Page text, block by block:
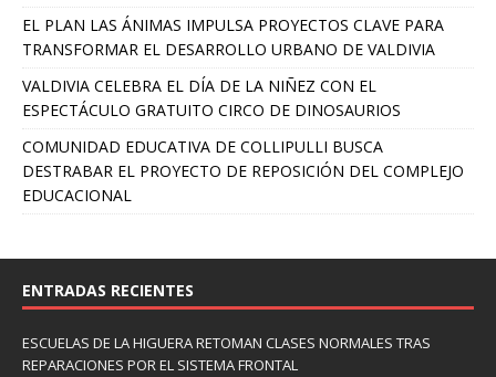
EL PLAN LAS ÁNIMAS IMPULSA PROYECTOS CLAVE PARA
TRANSFORMAR EL DESARROLLO URBANO DE VALDIVIA
VALDIVIA CELEBRA EL DÍA DE LA NIÑEZ CON EL
ESPECTÁCULO GRATUITO CIRCO DE DINOSAURIOS
COMUNIDAD EDUCATIVA DE COLLIPULLI BUSCA
DESTRABAR EL PROYECTO DE REPOSICIÓN DEL COMPLEJO
EDUCACIONAL
ENTRADAS RECIENTES
ESCUELAS DE LA HIGUERA RETOMAN CLASES NORMALES TRAS
REPARACIONES POR EL SISTEMA FRONTAL